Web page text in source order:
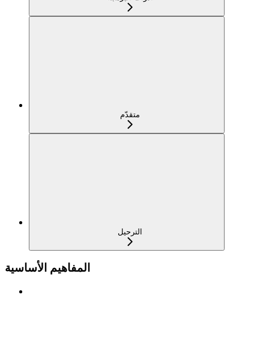
متقدّم
الترحيل
المفاهيم الأساسية